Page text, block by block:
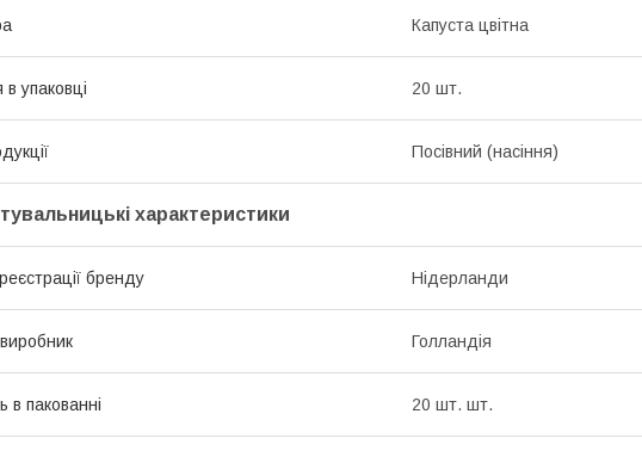
Капуста цвітна
в упаковці 20 шт.
Посівний (насіння)
характеристики
бренду Нідерланди
Голландія
в пакованні 20 шт. шт.